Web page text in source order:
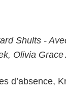
Shults -
Olivia Grace
d’absence,